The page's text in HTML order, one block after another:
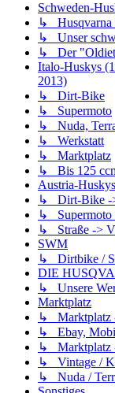
Schweden-
↳ Husqvarna
↳ Unser
↳ Der
Italo-Huskys
2013)
↳ Dirt-Bike
↳ Supermoto
↳ Nuda,
↳ Werkstatt
↳ Marktplatz
↳ Bis 125
Austria-
↳ Dirt-Bike -
↳ Supermoto
↳ Straße ->
SWM
↳ Dirtbike /
DIE
↳ Unsere
Marktplatz
↳ Marktplatz
↳ Ebay,
↳ Marktplatz
↳ Vintage /
↳ Nuda /